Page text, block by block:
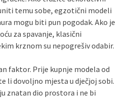
temu sobe, egzotični modeli
mogu biti pun pogodak. Ako je
za spavanje, klasični
krznom su nepogrešiv odabir.
faktor. Prije kupnje modela od
li dovoljno mjesta u dječjoj sobi.
znatan dio prostora i ne bi